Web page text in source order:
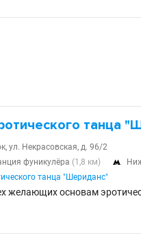
танца
ул. Некрасовская, д. 96/2
фуникулёра (1,8 км) 
танца "Шериданс"
желающих основам